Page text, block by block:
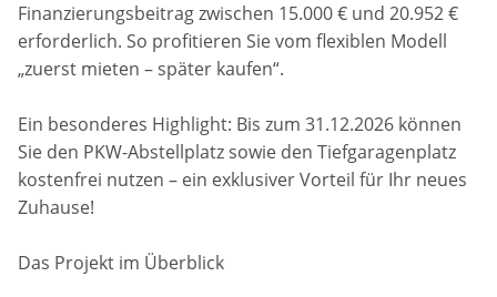
Finanzierungsbeitrag zwischen 15.000 € und 20.952 €
erforderlich. So profitieren Sie vom flexiblen Modell
„zuerst mieten – später kaufen“.
Ein besonderes Highlight: Bis zum 31.12.2026 können
Sie den PKW-Abstellplatz sowie den Tiefgaragenplatz
kostenfrei nutzen – ein exklusiver Vorteil für Ihr neues
Zuhause!
Das Projekt im Überblick